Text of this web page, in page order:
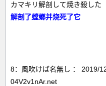
カマキリ解剖して焼き殺した
解剖了螳螂并烧死了它
8：風吹けば名無し ： 2019/
04V2v1nAr.net